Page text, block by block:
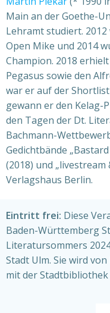
Main an der Goethe-
Lehramt studiert.
Open Mike und 2014
Champion. 2018
Pegasus sowie den
war er auf der
gewann er den Kelag-
den Tagen der Dt.
Bachmann-
Gedichtbände
(2018) und „livestream
Verlagshaus Berlin.
Eintritt frei: Diese
Baden-Württemberg
Literatursommers
Stadt Ulm. Sie wird
mit der